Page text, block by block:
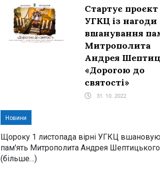
Стартує
УГКЦ із нагоди
вшанування
Митрополита
Андрея
«Дорогою до
святості»
31. 10. 2022
Новини
Щороку 1 листопада вірні УГКЦ
пам'ять Митрополита Андрея
(більше…)